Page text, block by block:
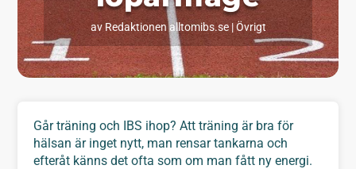
avRedaktionen alltomibs.se|Övrigt
Går träning och IBS ihop? Att träning är bra för
hälsan är inget nytt, man rensar tankarna och
efteråt känns det ofta som om man fått ny energi.